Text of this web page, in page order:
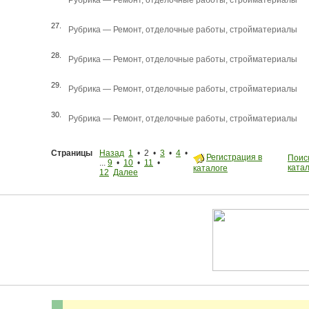
27. Рубрика — Ремонт, отделочные работы, стройматериалы
28. Рубрика — Ремонт, отделочные работы, стройматериалы
29. Рубрика — Ремонт, отделочные работы, стройматериалы
30. Рубрика — Ремонт, отделочные работы, стройматериалы
Страницы Назад 1 • 2 • 3 • 4 •
... 9 • 10 • 11 •
12 Далее
Регистрация в
каталоге